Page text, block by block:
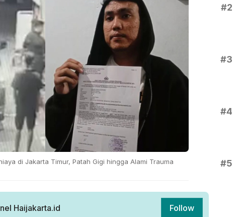
di Jakarta Timur, Patah Gigi hingga Alami Trauma
Haijakarta.id Follow
#2
#3
#4
#5